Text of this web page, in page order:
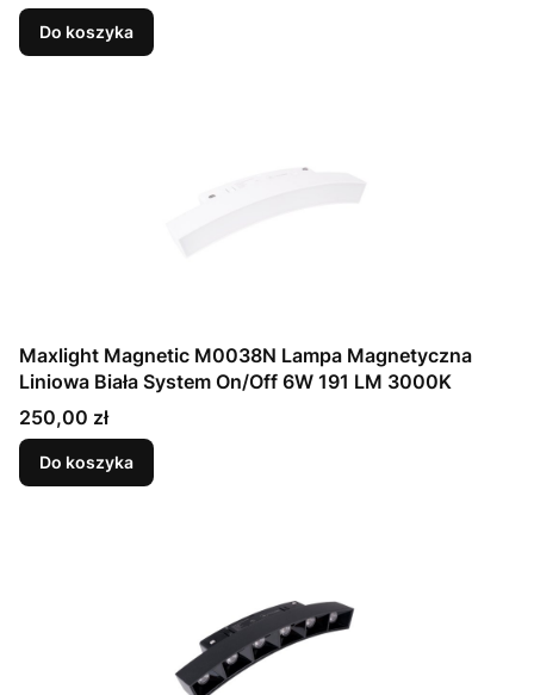
Do koszyka
Maxlight Magnetic M0038N Lampa Magnetyczna
Liniowa Biała System On/Off 6W 191 LM 3000K
Cena
250,00 zł
Do koszyka